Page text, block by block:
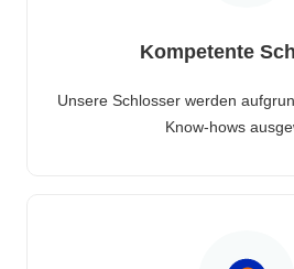
Kompetente
Unsere Schlosser werden
Know-hows